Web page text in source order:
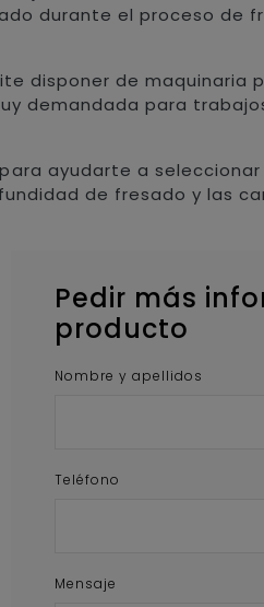
durante el proceso de
disponer de maquinaria
demandada para
ayudarte a
de fresado y las
Pedir más
producto
Nombre y apellidos
Teléfono
Mensaje